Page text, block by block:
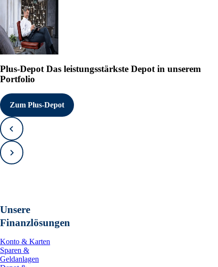
Plus-Depot Das leistungsstärkste Depot in unserem
Portfolio
Zum Plus-Depot
Zurück
Vorwärts
Unsere
Finanzlösungen
Konto & Karten
Sparen &
Geldanlagen